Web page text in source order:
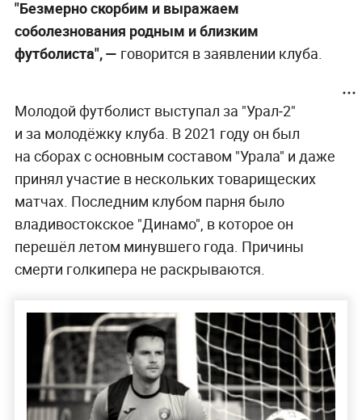
"Безмерно скорбим и выражаем
соболезнования родным и близким
футболиста", — говорится в заявлении клуба.
Молодой футболист выступал за "Урал‑2"
и за молодёжку клуба. В 2021 году он был
на сборах с основным составом "Урала" и даже
принял участие в нескольких товарищеских
матчах. Последним клубом парня было
владивостокское "Динамо", в которое он
перешёл летом минувшего года. Причины
смерти голкипера не раскрываются.